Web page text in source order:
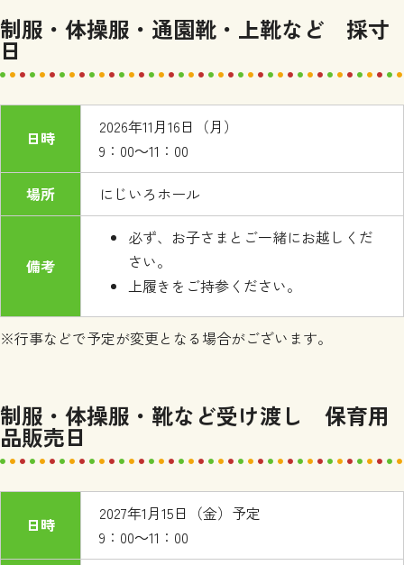
制服・体操服・通園靴・上靴など 採寸
日
日時
2026年11月16日（月）
9：00～11：00
場所
にじいろホール
備考
必ず、お子さまとご一緒にお越しくだ
さい。
上履きをご持参ください。
※行事などで予定が変更となる場合がございます。
制服・体操服・靴など受け渡し 保育用
品販売日
日時
2027年1月15日（金）予定
9：00～11：00